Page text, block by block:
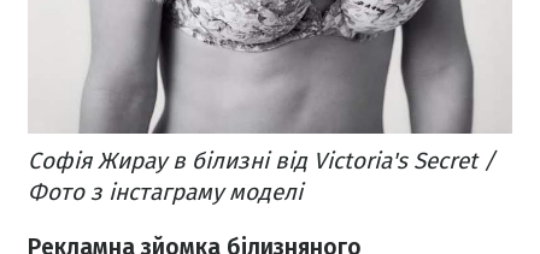
Софія Жирау в білизні від Victoria's Secret /
Фото з інстаграму моделі
Рекламна зйомка білизняного